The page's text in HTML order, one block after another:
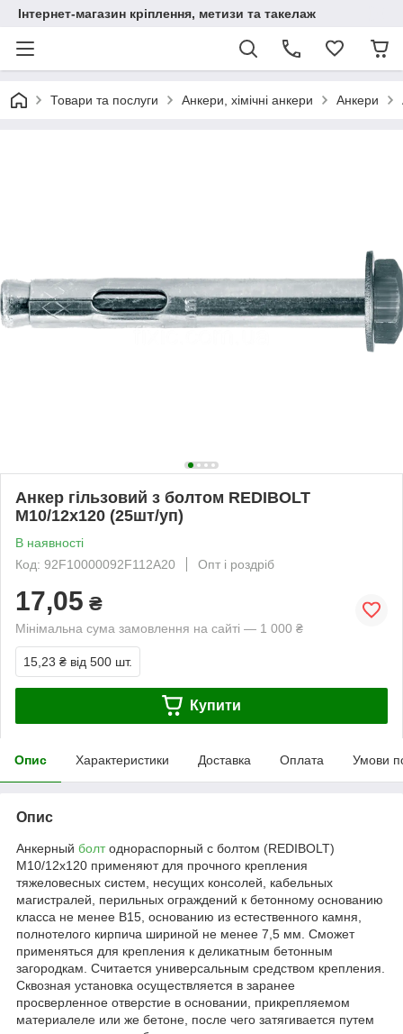
Інтернет-магазин кріплення, метизи та такелаж
Товари та послуги Анкери, хімічні анкери Анкери
Анкер гільзовий з болтом REDIBOLT
М10/12x120 (25шт/уп)
В наявності
Код: 92F10000092F112A20
Опт і роздріб
17,05 ₴
Мінімальна сума замовлення на сайті — 1 000 ₴
15,23 ₴ від 500 шт.
Купити
Опис Характеристики Доставка Оплата Умови
Опис
Анкерный болтоднораспорный с болтом (REDIBOLT)
М10/12x120 применяют для прочного крепления
тяжеловесных систем, несущих консолей, кабельных
магистралей, перильных ограждений к бетонному основанию
класса не менее В15, основанию из естественного камня,
полнотелого кирпича шириной не менее 7,5 мм. Сможет
применяться для крепления к деликатным бетонным
загородкам. Считается универсальным средством крепления.
Сквозная установка осуществляется в заранее
просверленное отверстие в основании, прикрепляемом
материалеле или же бетоне, после чего затягивается путем